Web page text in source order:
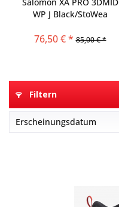
WP J Black/StoWea
76,50 € * 85,00 € *
Filtern